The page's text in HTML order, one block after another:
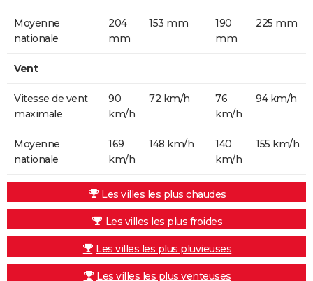
Moyenne
nationale
204
mm
153 mm
190
mm
225 mm
Vent
Vitesse de vent
maximale
90
km/h
72 km/h
76
km/h
94 km/h
Moyenne
nationale
169
km/h
148 km/h
140
km/h
155 km/h
Les villes les plus chaudes
Les villes les plus froides
Les villes les plus pluvieuses
Les villes les plus venteuses